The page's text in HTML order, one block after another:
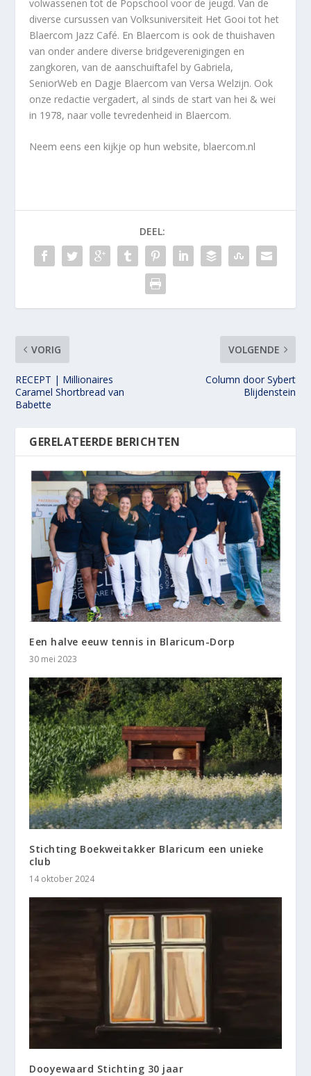
volwassenen tot de Popschool voor de jeugd. Van de
diverse cursussen van Volksuniversiteit Het Gooi tot het
Blaercom Jazz Café. En Blaercom is ook de thuishaven
van onder andere diverse bridgeverenigingen en
zangkoren, van de aanschuiftafel by Gabriela,
SeniorWeb en Dagje Blaercom van Versa Welzijn. Ook
onze redactie vergadert, al sinds de start van hei & wei
in 1978, naar volle tevredenheid in Blaercom.
Neem eens een kijkje op hun website, blaercom.nl
DEEL:
VORIG
RECEPT | Millionaires
Caramel Shortbread van
Babette
VOLGENDE
Column door Sybert
Blijdenstein
GERELATEERDE BERICHTEN
Een halve eeuw tennis in Blaricum-Dorp
30 mei 2023
Stichting Boekweitakker Blaricum een unieke
club
14 oktober 2024
Dooyewaard Stichting 30 jaar